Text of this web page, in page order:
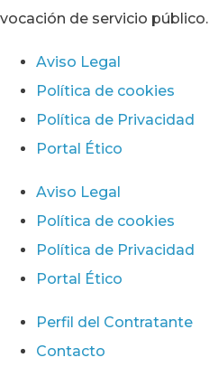
vocación de servicio público.
Aviso Legal
Política de cookies
Política de Privacidad
Portal Ético
Aviso Legal
Política de cookies
Política de Privacidad
Portal Ético
Perfil del Contratante
Contacto